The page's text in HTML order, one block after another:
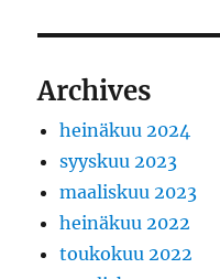
Archives
heinäkuu 2024
syyskuu 2023
maaliskuu 2023
heinäkuu 2022
toukokuu 2022